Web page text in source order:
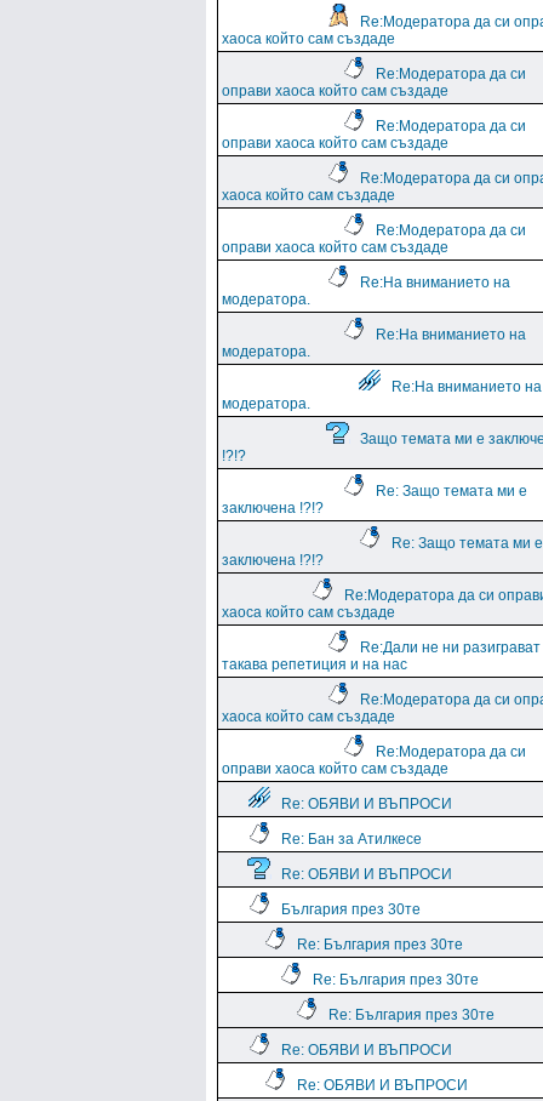
Re:Модератора да си
хаоса който сам създаде
Re:Модератора да си
оправи хаоса който сам създаде
Re:Модератора да си
оправи хаоса който сам създаде
Re:Модератора да си
хаоса който сам създаде
Re:Модератора да си
оправи хаоса който сам създаде
Re:На вниманието на
модератора.
Re:На вниманието на
модератора.
Re:На вниманието на
модератора.
Защо темата ми е
!?!?
Re: Защо темата ми е
заключена !?!?
Re: Защо темата ми е
заключена !?!?
Re:Модератора да си
хаоса който сам създаде
Re:Дали не ни разиграват
такава репетиция и на нас
Re:Модератора да си
хаоса който сам създаде
Re:Модератора да си
оправи хаоса който сам създаде
Re: ОБЯВИ И ВЪПРОСИ
Re: Бан за Атилкесе
Re: ОБЯВИ И ВЪПРОСИ
България през 30те
Re: България през 30те
Re: България през 30те
Re: България през 30те
Re: ОБЯВИ И ВЪПРОСИ
Re: ОБЯВИ И ВЪПРОСИ